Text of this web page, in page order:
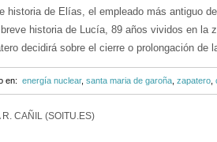
historia de Elías, el empleado más antiguo
historia de Lucía, 89 años vividos en la
decidirá sobre el cierre o prolongación de
en: energía nuclear, santa maria de garoña zapatero
R. CAÑIL (SOITU.ES)